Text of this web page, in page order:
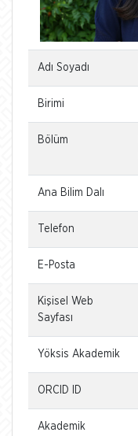
Adı Soyadı
Birimi
Bölüm
Ana Bilim Dalı
Telefon
E-Posta
Kişisel Web
Sayfası
Yöksis Akademik
ORCID ID
Akademik